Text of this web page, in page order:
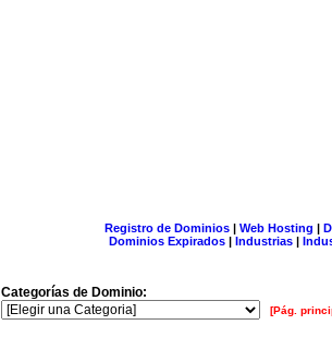
Registro de Dominios| Web Hosting |
Dominios Expirados | Industrias |
Categorías de Dominio:
[Pág.